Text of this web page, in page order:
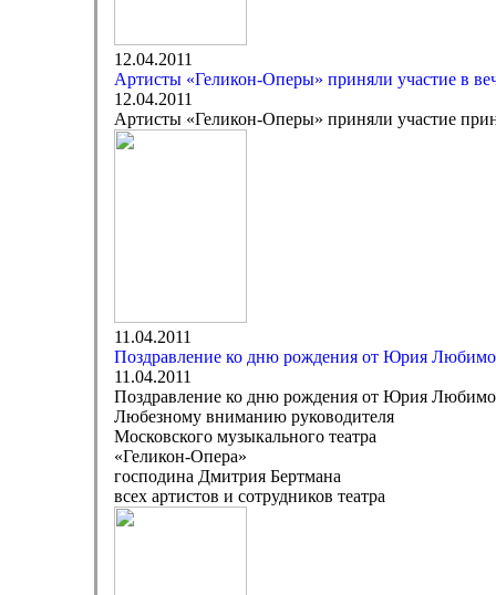
12.04.2011
Артисты «Геликон-Оперы» приняли участие в
12.04.2011
Артисты «Геликон-Оперы» приняли участие
11.04.2011
Поздравление ко дню рождения от Юрия
11.04.2011
Поздравление ко дню рождения от Юрия
Любезному вниманию руководителя
Московского музыкального театра
«Геликон-Опера»
господина Дмитрия Бертмана
всех артистов и сотрудников театра